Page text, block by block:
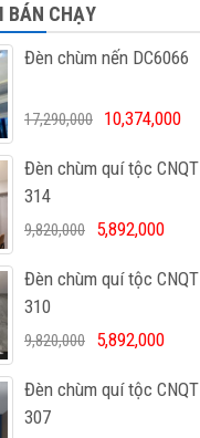
BÁN CHẠY
Đèn chùm nến DC6066
17,290,000 10,374,000
Đèn chùm quí tộc CNQT
314
9,820,000 5,892,000
Đèn chùm quí tộc CNQT
310
9,820,000 5,892,000
Đèn chùm quí tộc CNQT
307